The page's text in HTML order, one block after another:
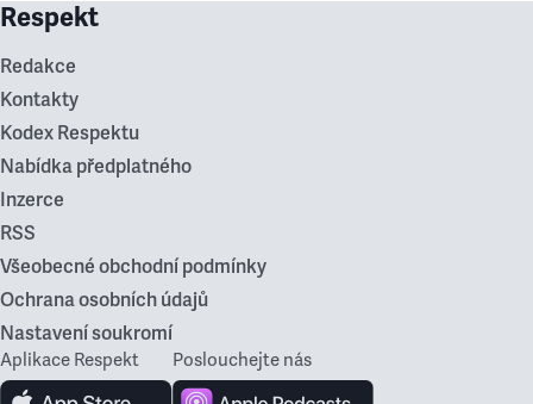
Respekt
Redakce
Kontakty
Kodex Respektu
Nabídka předplatného
Inzerce
RSS
Všeobecné obchodní podmínky
Ochrana osobních údajů
Nastavení soukromí
Aplikace Respekt Poslouchejte nás